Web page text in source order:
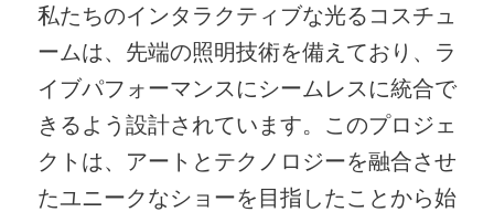
私たちのインタラクティブな光るコスチュ
ームは、先端の照明技術を備えており、ラ
イブパフォーマンスにシームレスに統合で
きるよう設計されています。このプロジェ
クトは、アートとテクノロジーを融合させ
たユニークなショーを目指したことから始